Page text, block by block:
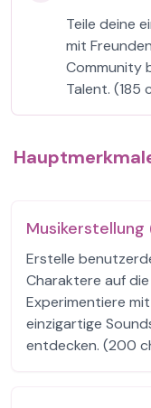
Teile deine
mit
Community
Talent. (185
Erstelle
Charaktere auf
Experimentiere
einzigartige
entdecken. (200